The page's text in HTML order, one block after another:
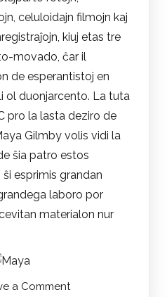
celuloidajn filmojn kaj
kiuj etas tre
movado, ĉar il
de esperantistoj en
ol duonjarcento. La tuta
pro la lasta deziro de
Gilmby volis vidi la
ŝia patro estos
esprimis grandan
laboro por
materialon nur
a Commenton